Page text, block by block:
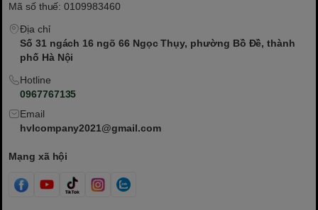
Mã số thuế: 0109983460
Địa chỉ
Số 31 ngách 16 ngõ 66 Ngọc Thụy, phường Bồ Đề, thành
phố Hà Nội
Hotline
0967767135
Email
hvlcompany2021@gmail.com
Mạng xã hội